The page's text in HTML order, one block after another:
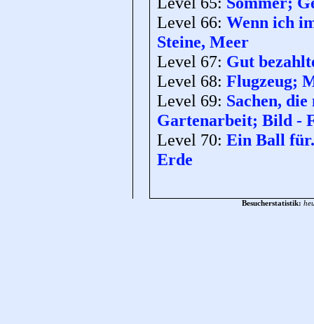
Level 66: Wenn ich
Steine, Meer
Level 67: Gut
Level 68: Flugzeug;
Level 69: Sachen,
Gartenarbeit; Bild -
Level 70: Ein Ball
Erde
Besucherstatistik: